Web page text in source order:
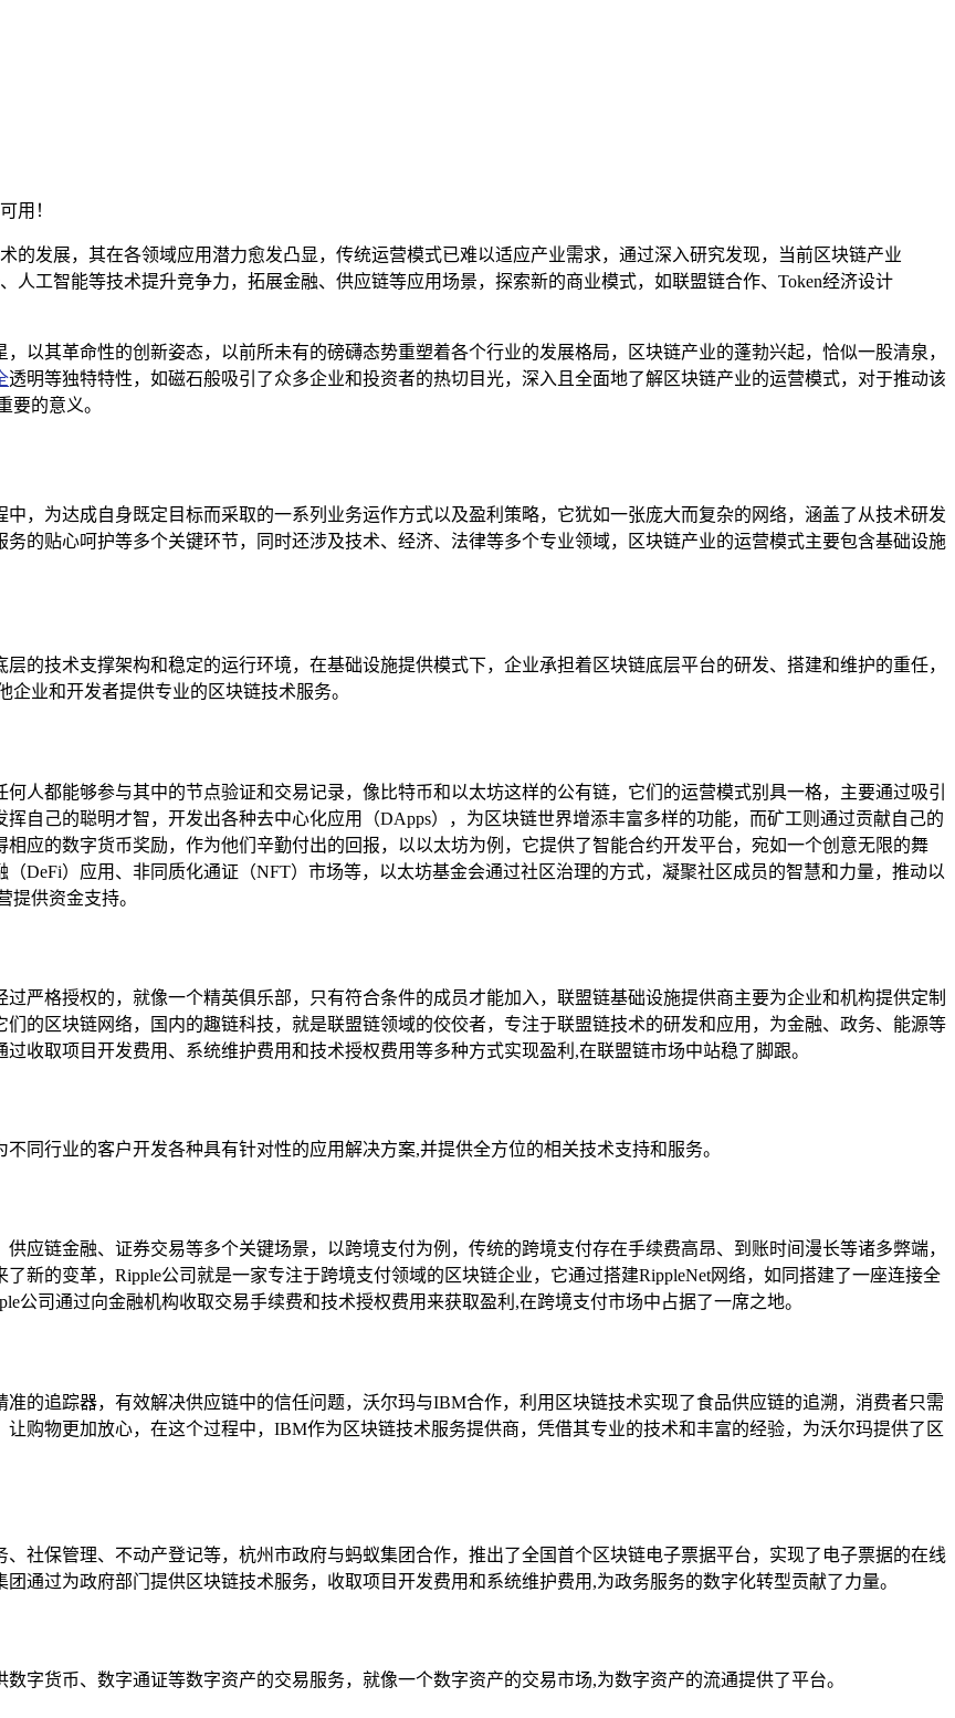
用！
的发展，其在各领域应用潜力愈发凸显，传统运营模式已难以适应产业需求，通过深入研究发现，当前区块链产业
人工智能等技术提升竞争力，拓展金融、供应链等应用场景，探索新的商业模式，如联盟链合作、Token经济设计
以其革命性的创新姿态，以前所未有的磅礴态势重塑着各个行业的发展格局，区块链产业的蓬勃兴起，恰似一股清泉，
透明等独特特性，如磁石般吸引了众多企业和投资者的热切目光，深入且全面地了解区块链产业的运营模式，对于推动该
要的意义。
，为达成自身既定目标而采取的一系列业务运作方式以及盈利策略，它犹如一张庞大而复杂的网络，涵盖了从技术研发
的贴心呵护等多个关键环节，同时还涉及技术、经济、法律等多个专业领域，区块链产业的运营模式主要包含基础设施
的技术支撑架构和稳定的运行环境，在基础设施提供模式下，企业承担着区块链底层平台的研发、搭建和维护的重任，
业和开发者提供专业的区块链技术服务。
人都能够参与其中的节点验证和交易记录，像比特币和以太坊这样的公有链，它们的运营模式别具一格，主要通过吸引
自己的聪明才智，开发出各种去中心化应用（DApps），为区块链世界增添丰富多样的功能，而矿工则通过贡献自己的
应的数字货币奖励，作为他们辛勤付出的回报，以以太坊为例，它提供了智能合约开发平台，宛如一个创意无限的舞
DeFi）应用、非同质化通证（NFT）市场等，以太坊基金会通过社区治理的方式，凝聚社区成员的智慧和力量，推动以
提供资金支持。
严格授权的，就像一个精英俱乐部，只有符合条件的成员才能加入，联盟链基础设施提供商主要为企业和机构提供定制
的区块链网络，国内的趣链科技，就是联盟链领域的佼佼者，专注于联盟链技术的研发和应用，为金融、政务、能源等
收取项目开发费用、系统维护费用和技术授权费用等多种方式实现盈利,在联盟链市场中站稳了脚跟。
同行业的客户开发各种具有针对性的应用解决方案,并提供全方位的相关技术支持和服务。
应链金融、证券交易等多个关键场景，以跨境支付为例，传统的跨境支付存在手续费高昂、到账时间漫长等诸多弊端，
新的变革，Ripple公司就是一家专注于跨境支付领域的区块链企业，它通过搭建RippleNet网络，如同搭建了一座连接全
公司通过向金融机构收取交易手续费和技术授权费用来获取盈利,在跨境支付市场中占据了一席之地。
的追踪器，有效解决供应链中的信任问题，沃尔玛与IBM合作，利用区块链技术实现了食品供应链的追溯，消费者只需
购物更加放心，在这个过程中，IBM作为区块链技术服务提供商，凭借其专业的技术和丰富的经验，为沃尔玛提供了区
社保管理、不动产登记等，杭州市政府与蚂蚁集团合作，推出了全国首个区块链电子票据平台，实现了电子票据的在线
通过为政府部门提供区块链技术服务，收取项目开发费用和系统维护费用,为政务服务的数字化转型贡献了力量。
字货币、数字通证等数字资产的交易服务，就像一个数字资产的交易市场,为数字资产的流通提供了平台。